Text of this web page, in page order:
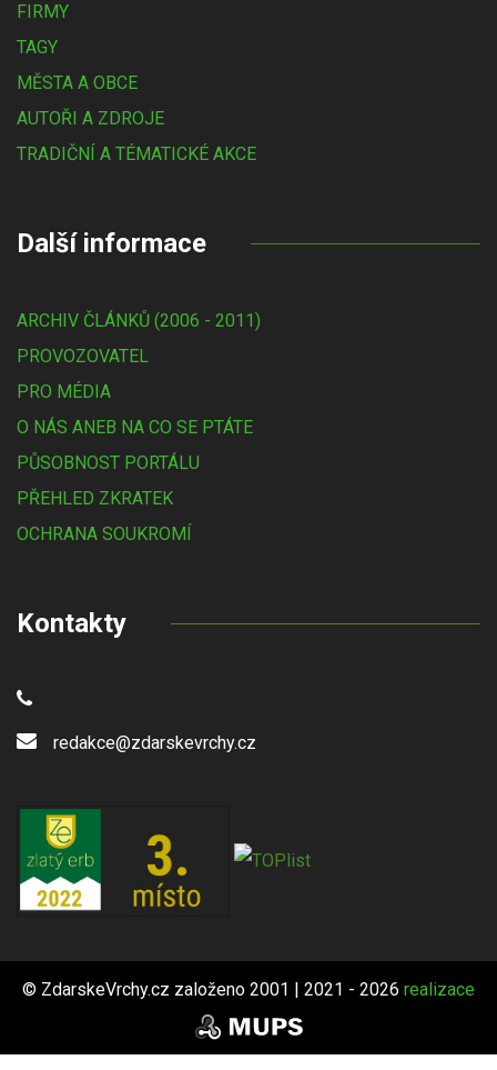
FIRMY
TAGY
MĚSTA A OBCE
AUTOŘI A ZDROJE
TRADIČNÍ A TÉMATICKÉ AKCE
Další informace
ARCHIV ČLÁNKŮ (2006 - 2011)
PROVOZOVATEL
PRO MÉDIA
O NÁS ANEB NA CO SE PTÁTE
PŮSOBNOST PORTÁLU
PŘEHLED ZKRATEK
OCHRANA SOUKROMÍ
Kontakty
redakce@zdarskevrchy.cz
© ZdarskeVrchy.cz založeno 2001 | 2021 - 2026 realizace